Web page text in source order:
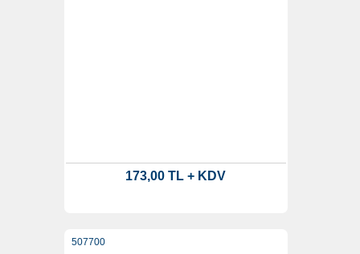
173,00 TL + KDV
507700